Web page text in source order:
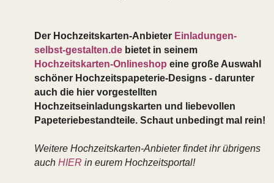
Der Hochzeitskarten-Anbieter Einladungen-
selbst-gestalten.de bietet in seinem
Hochzeitskarten-Onlineshop eine große Auswahl
schöner Hochzeitspapeterie-Designs - darunter
auch die hier vorgestellten
Hochzeitseinladungskarten und liebevollen
Papeteriebestandteile. Schaut unbedingt mal rein!
Weitere Hochzeitskarten-Anbieter findet ihr übrigens
auch HIER in eurem Hochzeitsportal!